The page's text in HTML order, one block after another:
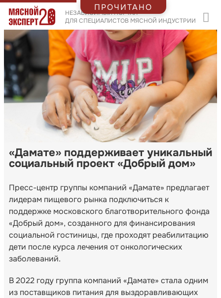
НЕЗАВИСИМЫЙ ПОРТАЛ
ДЛЯ СПЕЦИАЛИСТОВ МЯСНОЙ ИНДУСТРИИ
«Дамате» поддерживает уникальный
социальный проект «Добрый дом»
Пресс-центр группы компаний «Дамате» предлагает
лидерам пищевого рынка подключиться к
поддержке московского благотворительного фонда
«Добрый дом», созданного для финансирования
социальной гостиницы, где проходят реабилитацию
дети после курса лечения от онкологических
заболеваний.
В 2022 году группа компаний «Дамате» стала одним
из поставщиков питания для выздоравливающих
ПРОЧИТАНО